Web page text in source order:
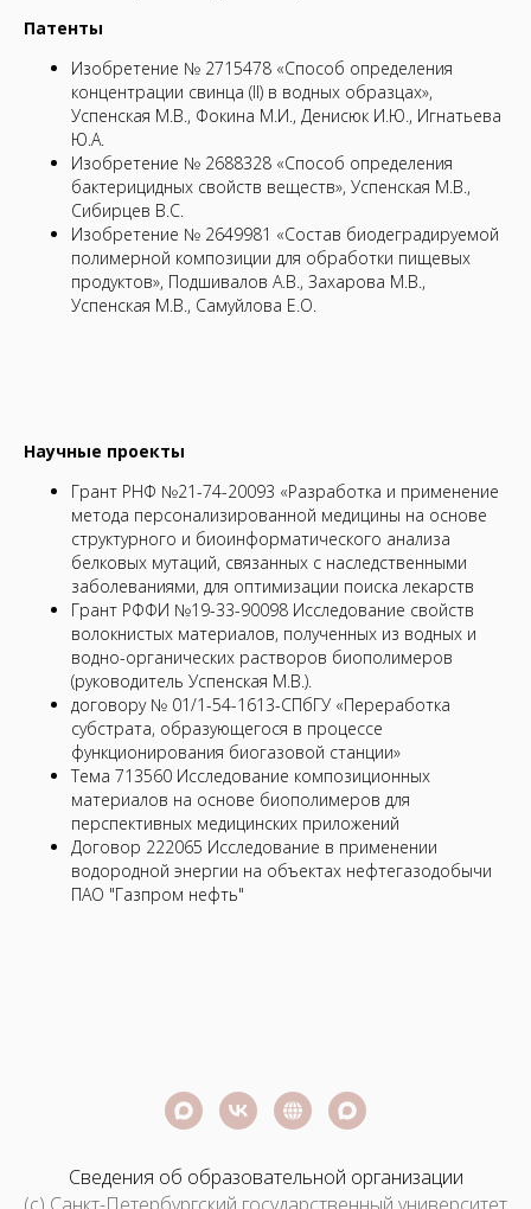
Патенты
Изобретение № 2715478 «Способ определения
концентрации свинца (II) в водных образцах»,
Успенская М.В., Фокина М.И., Денисюк И.Ю., Игнатьева
Ю.А.
Изобретение № 2688328 «Способ определения
бактерицидных свойств веществ», Успенская М.В.,
Сибирцев В.С.
Изобретение № 2649981 «Состав биодеградируемой
полимерной композиции для обработки пищевых
продуктов», Подшивалов А.В., Захарова М.В.,
Успенская М.В., Самуйлова Е.О.
Научные проекты
Грант РНФ №21-74-20093 «Разработка и применение
метода персонализированной медицины на основе
структурного и биоинформатического анализа
белковых мутаций, связанных с наследственными
заболеваниями, для оптимизации поиска лекарств
Грант РФФИ №19-33-90098 Исследование свойств
волокнистых материалов, полученных из водных и
водно-органических растворов биополимеров
(руководитель Успенская М.В.).
договору № 01/1-54-1613-СПбГУ «Переработка
субстрата, образующегося в процессе
функционирования биогазовой станции»
Тема 713560 Исследование композиционных
материалов на основе биополимеров для
перспективных медицинских приложений
Договор 222065 Исследование в применении
водородной энергии на объектах нефтегазодобычи
ПАО "Газпром нефть"
Сведения об образовательной организации